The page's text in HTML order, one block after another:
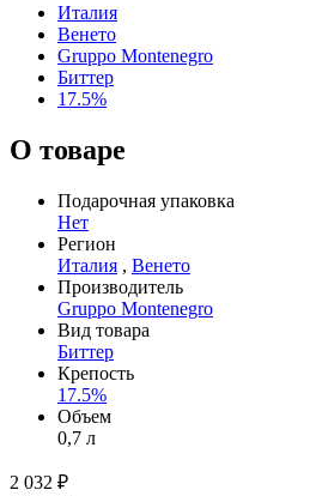
Италия
Венето
Gruppo Montenegro
Биттер
17.5%
О товаре
Подарочная упаковка
Нет
Регион
Италия , Венето
Производитель
Gruppo Montenegro
Вид товара
Биттер
Крепость
17.5%
Объем
0,7 л
2 032 ₽